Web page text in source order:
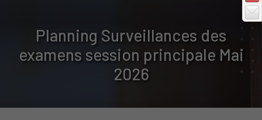
Planning Surveillances des
examens session principale Mai
2026